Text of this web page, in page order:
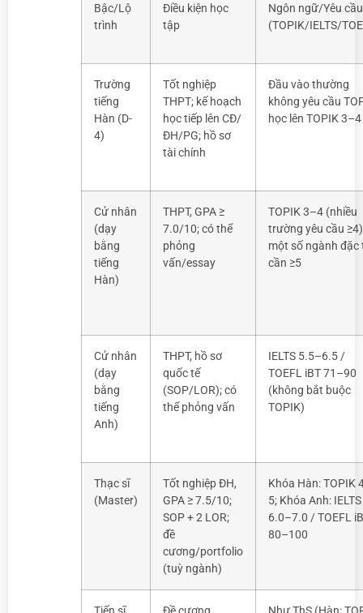
Bậc/Lộ
trình
Điều kiện học
tập
Ngôn ngữ/Yêu cầu
(TOPIK/IELTS/
Trường
tiếng
Hàn (D-
4)
Tốt nghiệp
THPT; kế hoạch
học tiếp lên CĐ/
ĐH/PG; hồ sơ
tài chính
Đầu vào thường
không yêu cầu
học lên TOPIK 3–4
Cử nhân
(dạy
bằng
tiếng
Hàn)
THPT, GPA ≥
7.0/10; có thể
phỏng
vấn/essay
TOPIK 3–4 (nhiều
trường yêu cầu
một số ngành đặc
cần ≥5
Cử nhân
(dạy
bằng
tiếng
Anh)
THPT, hồ sơ
quốc tế
(SOP/LOR); có
thể phỏng vấn
IELTS 5.5–6.5 /
TOEFL iBT 71–90
(không bắt buộc
TOPIK)
Thạc sĩ
(Master)
Tốt nghiệp ĐH,
GPA ≥ 7.5/10;
SOP + 2 LOR;
đề
cương/portfolio
(tuỳ ngành)
Khóa Hàn: TOPIK
5; Khóa Anh: IELTS
6.0–7.0 / TOEFL
80–100